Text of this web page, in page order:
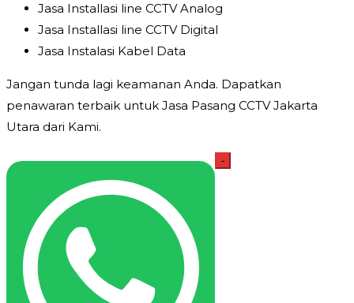
Jasa Installasi line CCTV Analog
Jasa Installasi line CCTV Digital
Jasa Instalasi Kabel Data
Jangan tunda lagi keamanan Anda. Dapatkan
penawaran terbaik untuk Jasa Pasang CCTV Jakarta
Utara dari Kami.
-